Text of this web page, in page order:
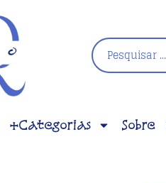
+Categorias Sobre